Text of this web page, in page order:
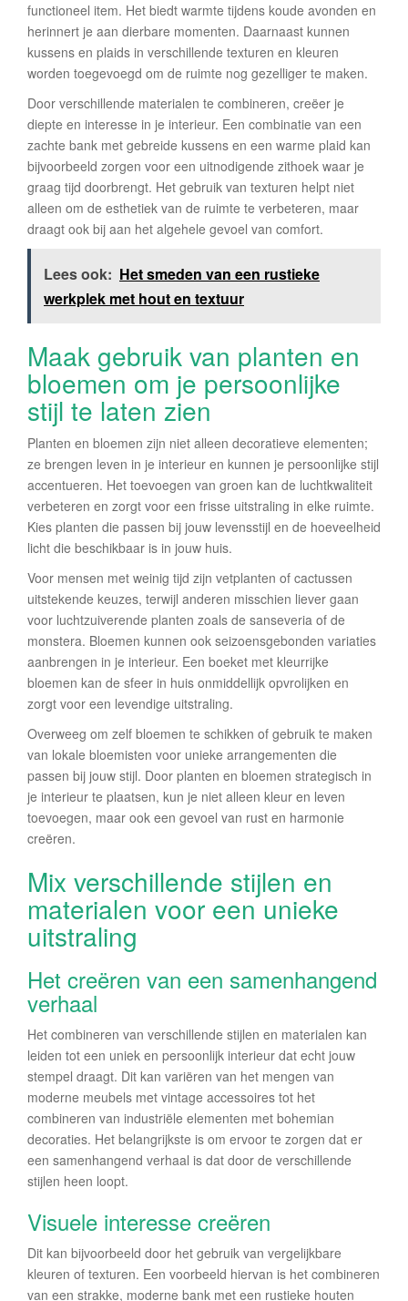
functioneel item. Het biedt warmte tijdens koude avonden en
herinnert je aan dierbare momenten. Daarnaast kunnen
kussens en plaids in verschillende texturen en kleuren
worden toegevoegd om de ruimte nog gezelliger te maken.
Door verschillende materialen te combineren, creëer je
diepte en interesse in je interieur. Een combinatie van een
zachte bank met gebreide kussens en een warme plaid kan
bijvoorbeeld zorgen voor een uitnodigende zithoek waar je
graag tijd doorbrengt. Het gebruik van texturen helpt niet
alleen om de esthetiek van de ruimte te verbeteren, maar
draagt ook bij aan het algehele gevoel van comfort.
Lees ook: Het smeden van een rustieke
werkplek met hout en textuur
Maak gebruik van planten en
bloemen om je persoonlijke
stijl te laten zien
Planten en bloemen zijn niet alleen decoratieve elementen;
ze brengen leven in je interieur en kunnen je persoonlijke stijl
accentueren. Het toevoegen van groen kan de luchtkwaliteit
verbeteren en zorgt voor een frisse uitstraling in elke ruimte.
Kies planten die passen bij jouw levensstijl en de hoeveelheid
licht die beschikbaar is in jouw huis.
Voor mensen met weinig tijd zijn vetplanten of cactussen
uitstekende keuzes, terwijl anderen misschien liever gaan
voor luchtzuiverende planten zoals de sanseveria of de
monstera. Bloemen kunnen ook seizoensgebonden variaties
aanbrengen in je interieur. Een boeket met kleurrijke
bloemen kan de sfeer in huis onmiddellijk opvrolijken en
zorgt voor een levendige uitstraling.
Overweeg om zelf bloemen te schikken of gebruik te maken
van lokale bloemisten voor unieke arrangementen die
passen bij jouw stijl. Door planten en bloemen strategisch in
je interieur te plaatsen, kun je niet alleen kleur en leven
toevoegen, maar ook een gevoel van rust en harmonie
creëren.
Mix verschillende stijlen en
materialen voor een unieke
uitstraling
Het creëren van een samenhangend
verhaal
Het combineren van verschillende stijlen en materialen kan
leiden tot een uniek en persoonlijk interieur dat echt jouw
stempel draagt. Dit kan variëren van het mengen van
moderne meubels met vintage accessoires tot het
combineren van industriële elementen met bohemian
decoraties. Het belangrijkste is om ervoor te zorgen dat er
een samenhangend verhaal is dat door de verschillende
stijlen heen loopt.
Visuele interesse creëren
Dit kan bijvoorbeeld door het gebruik van vergelijkbare
kleuren of texturen. Een voorbeeld hiervan is het combineren
van een strakke, moderne bank met een rustieke houten